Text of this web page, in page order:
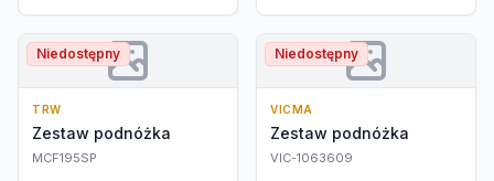
Niedostępny
TRW
Zestaw podnóżka
MCF195SP
Niedostępny
VICMA
Zestaw podnóżka
VIC-1063609